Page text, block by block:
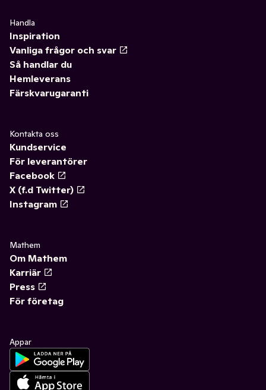
Handla
Inspiration
Vanliga frågor och svar
Så handlar du
Hemleverans
Färskvarugaranti
Kontakta oss
Kundservice
För leverantörer
Facebook
X (f.d Twitter)
Instagram
Mathem
Om Mathem
Karriär
Press
För företag
Appar